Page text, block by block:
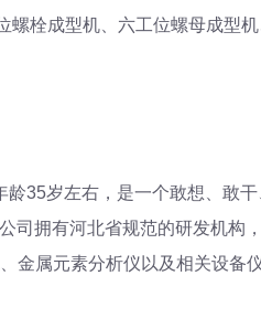
栓成型机、六工位螺母成型
岁左右，是一个敢想、敢干
司拥有河北省规范的研发机
属元素分析仪以及相关设备